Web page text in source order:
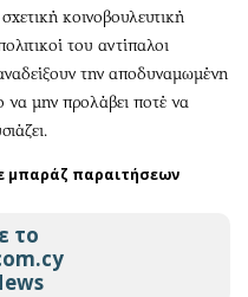
κοινοβουλευτική
του αντίπαλοι
την αποδυναμωμένη
να μην προλάβει ποτέ να
μπαράζ παραιτήσεων
το